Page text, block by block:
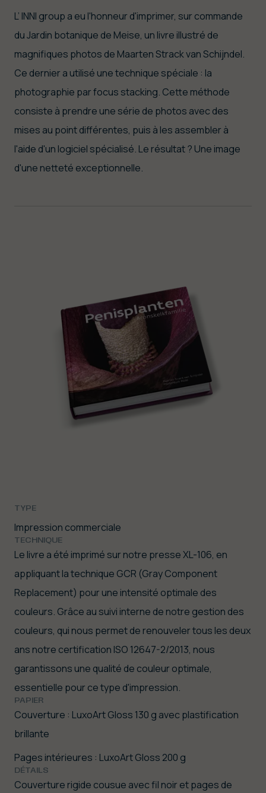
L’ INNI group a eu l'honneur d'imprimer, sur commande
du Jardin botanique de Meise, un livre illustré de
magnifiques photos de Maarten Strack van Schijndel.
Ce dernier a utilisé une technique spéciale : la
photographie par focus stacking. Cette méthode
consiste à prendre une série de photos avec des
mises au point différentes, puis à les assembler à
l'aide d'un logiciel spécialisé. Le résultat ? Une image
d'une netteté exceptionnelle.
TYPE
Impression commerciale
TECHNIQUE
Le livre a été imprimé sur notre presse XL-106, en
appliquant la technique GCR (Gray Component
Replacement) pour une intensité optimale des
couleurs. Grâce au suivi interne de notre gestion des
couleurs, qui nous permet de renouveler tous les deux
ans notre certification ISO 12647-2/2013, nous
garantissons une qualité de couleur optimale,
essentielle pour ce type d'impression.
PAPIER
Couverture : LuxoArt Gloss 130 g avec plastification
brillante
Pages intérieures : LuxoArt Gloss 200 g
DÉTAILS
Couverture rigide cousue avec fil noir et pages de